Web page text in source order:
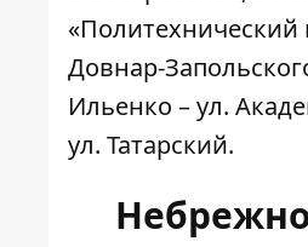
«Политехнический
Довнар-
Ильенко – ул.
ул. Татарский.